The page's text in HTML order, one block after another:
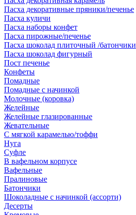
Пасха декоративные пряники/печенье
Пасха куличи
Пасха наборы конфет
Пасха пирожные/печенье
Пасха шоколад плиточный /батончики
Пасха шоколад фигурный
Пост печенье
Конфеты
Помадные
Помадные с начинкой
Молочные (коровка)
Желейные
Желейные глазированные
Жевательные
С мягкой карамелью/тоффи
Нуга
Суфле
В вафельном корпусе
Вафельные
Пралиновые
Батончики
Шоколадные с начинкой (ассорти)
Десерты